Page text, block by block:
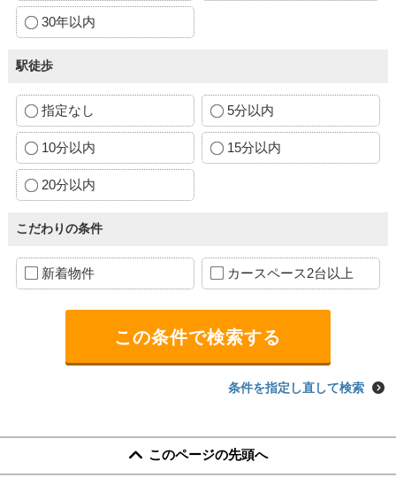
30年以内
駅徒歩
指定なし 5分以内
10分以内 15分以内
20分以内
こだわりの条件
新着物件 カースペース2台以上
条件を指定し直して検索
このページの先頭へ